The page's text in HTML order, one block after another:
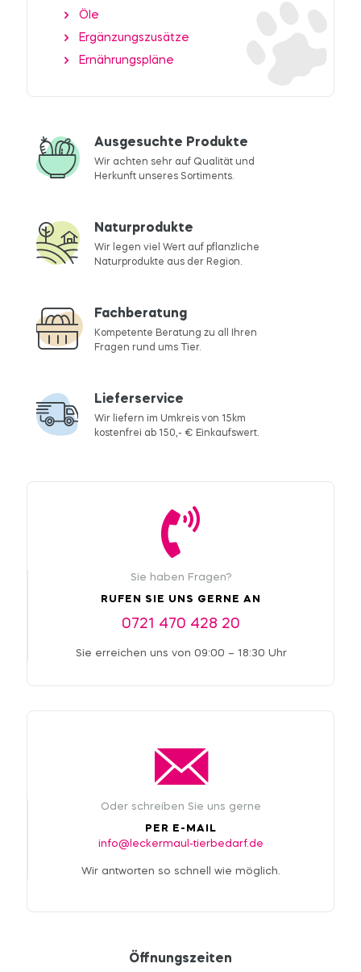
Öle
Ergänzungszusätze
Ernährungspläne
Ausgesuchte Produkte
Wir achten sehr auf Qualität und
Herkunft unseres Sortiments.
Naturprodukte
Wir legen viel Wert auf pflanzliche
Naturprodukte aus der Region.
Fachberatung
Kompetente Beratung zu all Ihren
Fragen rund ums Tier.
Lieferservice
Wir liefern im Umkreis von 15km
kostenfrei ab 150,- € Einkaufswert.
Sie haben Fragen?
RUFEN SIE UNS GERNE AN
0721 470 428 20
Sie erreichen uns von 09:00 – 18:30 Uhr
Oder schreiben Sie uns gerne
PER E-MAIL
info@leckermaul-tierbedarf.de
Wir antworten so schnell wie möglich.
Öffnungszeiten